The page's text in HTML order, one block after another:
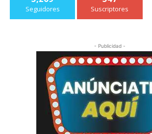
Seguidores Suscriptores
- Publicidad -